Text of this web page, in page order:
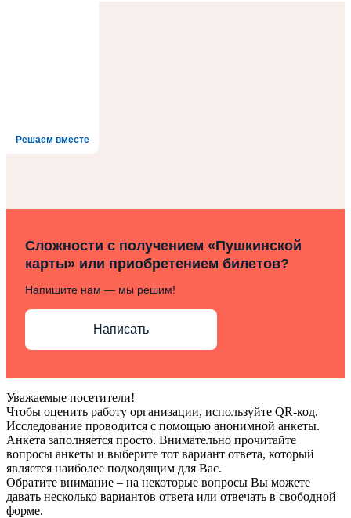
Решаем вместе
Сложности с получением «Пушкинской
карты» или приобретением билетов?
Напишите нам — мы решим!
Написать
Уважаемые посетители!
Чтобы оценить работу организации, используйте QR-код.
Исследование проводится с помощью анонимной анкеты.
Анкета заполняется просто. Внимательно прочитайте
вопросы анкеты и выберите тот вариант ответа, который
является наиболее подходящим для Вас.
Обратите внимание – на некоторые вопросы Вы можете
давать несколько вариантов ответа или отвечать в свободной
форме.